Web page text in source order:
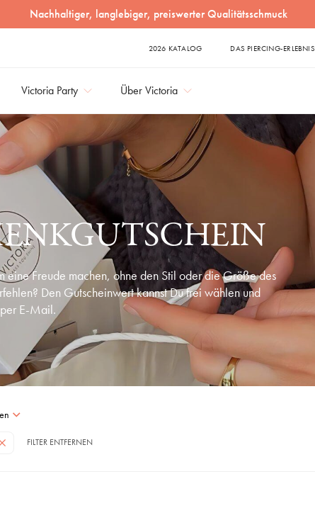
Nachhaltiger, langlebiger, preiswerter Qualitätsschmuck
2026 KATALOG DAS PIERCING-ERLEBNIS
Victoria Party Über Victoria
eine Freude machen, ohne den Stil oder die Größe des
Den Gutscheinwert kannst Du frei wählen und
E-Mail.
FILTER ENTFERNEN